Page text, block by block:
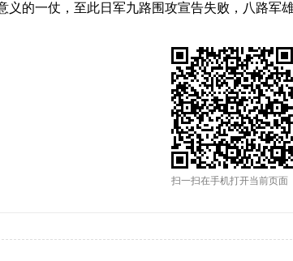
义的一仗，至此日军九路围攻宣告失败，八路军
扫一扫在手机打开当前页面